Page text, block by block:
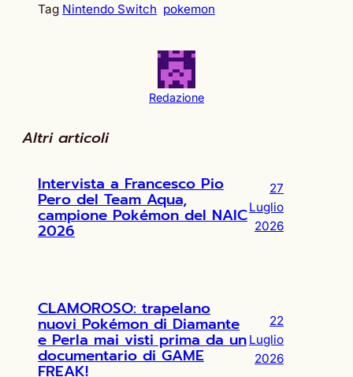
Tag Nintendo Switch pokemon
Redazione
Altri articoli
Intervista a Francesco Pio
Pero del Team Aqua,
campione Pokémon del NAIC
2026
27
Luglio
2026
CLAMOROSO: trapelano
nuovi Pokémon di Diamante
e Perla mai visti prima da un
documentario di GAME
FREAK!
22
Luglio
2026